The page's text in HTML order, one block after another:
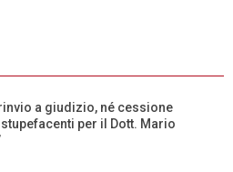
a giudizio, né cessione
per il Dott. Mario